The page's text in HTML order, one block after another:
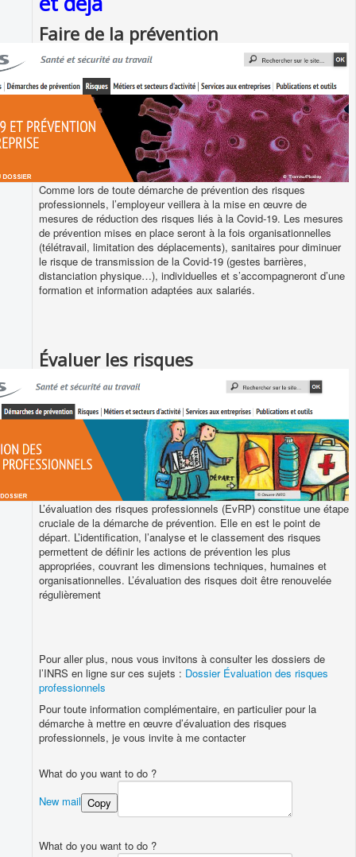
Faire de la prévention
Comme lors de toute démarche de prévention des risques
professionnels, l’employeur veillera à la mise en œuvre de
mesures de réduction des risques liés à la Covid-19. Les mesures
de prévention mises en place seront à la fois organisationnelles
(télétravail, limitation des déplacements), sanitaires pour diminuer
le risque de transmission de la Covid-19 (gestes barrières,
distanciation physique…), individuelles et s’accompagneront d’une
formation et information adaptées aux salariés.
Évaluer les risques
L’évaluation des risques professionnels (EvRP) constitue une étape
cruciale de la démarche de prévention. Elle en est le point de
départ. L’identification, l’analyse et le classement des risques
permettent de définir les actions de prévention les plus
appropriées, couvrant les dimensions techniques, humaines et
organisationnelles. L’évaluation des risques doit être renouvelée
régulièrement
Pour aller plus, nous vous invitons à consulter les dossiers de
l’INRS en ligne sur ces sujets : Dossier Évaluation des risques
professionnels
Pour toute information complémentaire, en particulier pour la
démarche à mettre en œuvre d’évaluation des risques
professionnels, je vous invite à me contacter
What do you want to do ?
New mail Copy
What do you want to do ?